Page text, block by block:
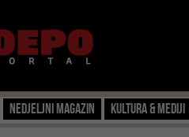
Nedjeljni magazin Kultura & Mediji